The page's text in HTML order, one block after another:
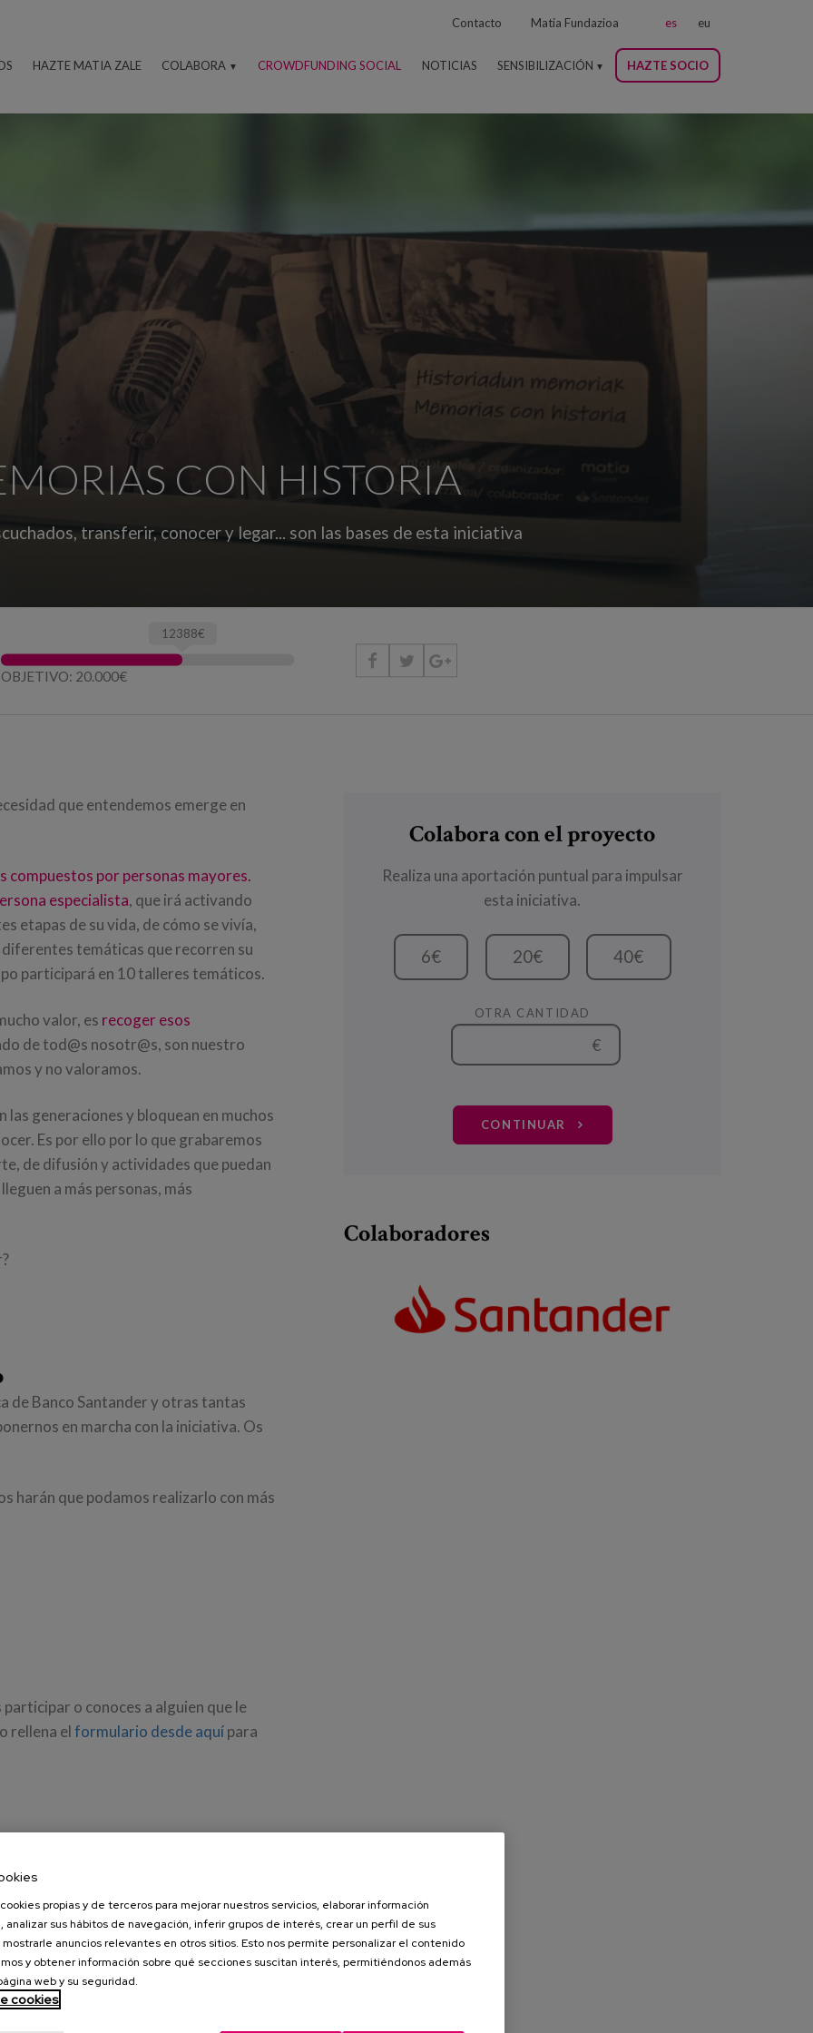
HAZTE MATIA ZALE COLABORA CROWDFUNDING SOCIAL NOTICIAS SENSIBILIZACIÓN HAZTE SOCIO
es eu
Contacto Matia Fundazioa
CON HISTORIA
transferir, conocer y legar... son las bases de esta iniciativa
12388€
OBJETIVO: 20.000€
  
que entendemos emerge en
compuestos por personas mayores.
especialista, que irá activando
etapas de su vida, de cómo se vivía,
temáticas que recorren su
participará en 10 talleres temáticos.
valor, es recoger esos
de tod@s nosotr@s, son nuestro
y no valoramos.
generaciones y bloquean en muchos
Es por ello por lo que grabaremos
de difusión y actividades que puedan
a más personas, más
de Banco Santander y otras tantas
en marcha con la iniciativa. Os
harán que podamos realizarlo con más
o conoces a alguien que le
rellena elformulario desde aquípara
, ya que están siendo unos
Colabora con el proyecto
Realiza una aportación puntual para impulsar
esta iniciativa.
6€ 20€ 40€
OTRA CANTIDAD
€
CONTINUAR
Colaboradores
propias y de terceros para mejorar nuestros servicios, elaborar información
analizar sus hábitos de navegación, inferir grupos de interés, crear un perfil de sus
anuncios relevantes en otros sitios. Esto nos permite personalizar el contenido
y obtener información sobre qué secciones suscitan interés, permitiéndonos además
web y su seguridad.
cookies